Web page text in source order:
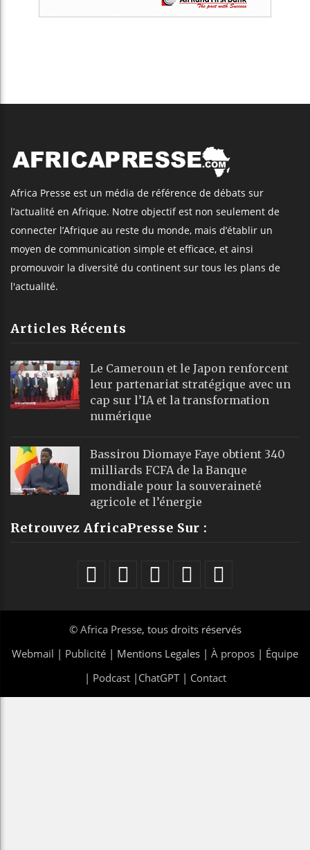
Africa Presse est un média de référence de débats sur
l’actualité en Afrique. Notre objectif est non seulement de
connecter l’Afrique au reste du monde, mais d’établir un
moyen de communication simple et efficace, et ainsi
promouvoir la diversité du continent sur tous les plans de
l'actualité.
Articles Récents
Le Cameroun et le Japon renforcent
leur partenariat stratégique avec un
cap sur l’IA et la transformation
numérique
Bassirou Diomaye Faye obtient 340
milliards FCFA de la Banque
mondiale pour la souveraineté
agricole et l’énergie
Retrouvez AfricaPresse Sur :
© Africa Presse, tous droits réservés
Webmail | Publicité | Mentions Legales | À propos | Équipe
| Podcast| ChatGPT| Contact